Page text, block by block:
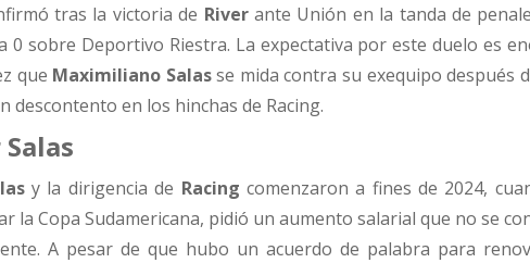
tras la victoria de Riverante Unión en la tanda de
0 sobre Deportivo Riestra. La expectativa por este duelo es
que Maximiliano Salasse mida contra su exequipo después
descontento en los hinchas de Racing.
y la dirigencia de Racing comenzaron a fines de 2024,
la Copa Sudamericana, pidió un aumento salarial que no se
A pesar de que hubo un acuerdo de palabra para